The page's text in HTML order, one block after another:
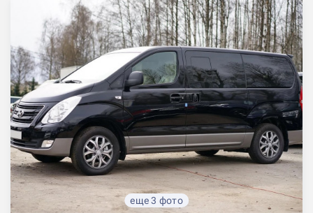
еще 3 фото